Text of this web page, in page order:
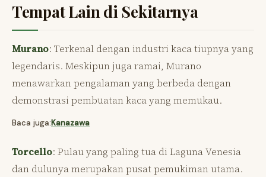
Tempat Lain di Sekitarnya
Murano: Terkenal dengan industri kaca tiupnya yang
legendaris. Meskipun juga ramai, Murano
menawarkan pengalaman yang berbeda dengan
demonstrasi pembuatan kaca yang memukau.
Baca juga:Kanazawa
Torcello: Pulau yang paling tua di Laguna Venesia
dan dulunya merupakan pusat pemukiman utama.